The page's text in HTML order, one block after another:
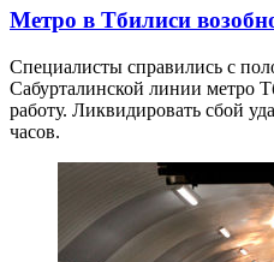
Метро в Тбилиси
Специалисты справились с
Сабурталинской линии метро
работу. Ликвидировать сбой
часов.